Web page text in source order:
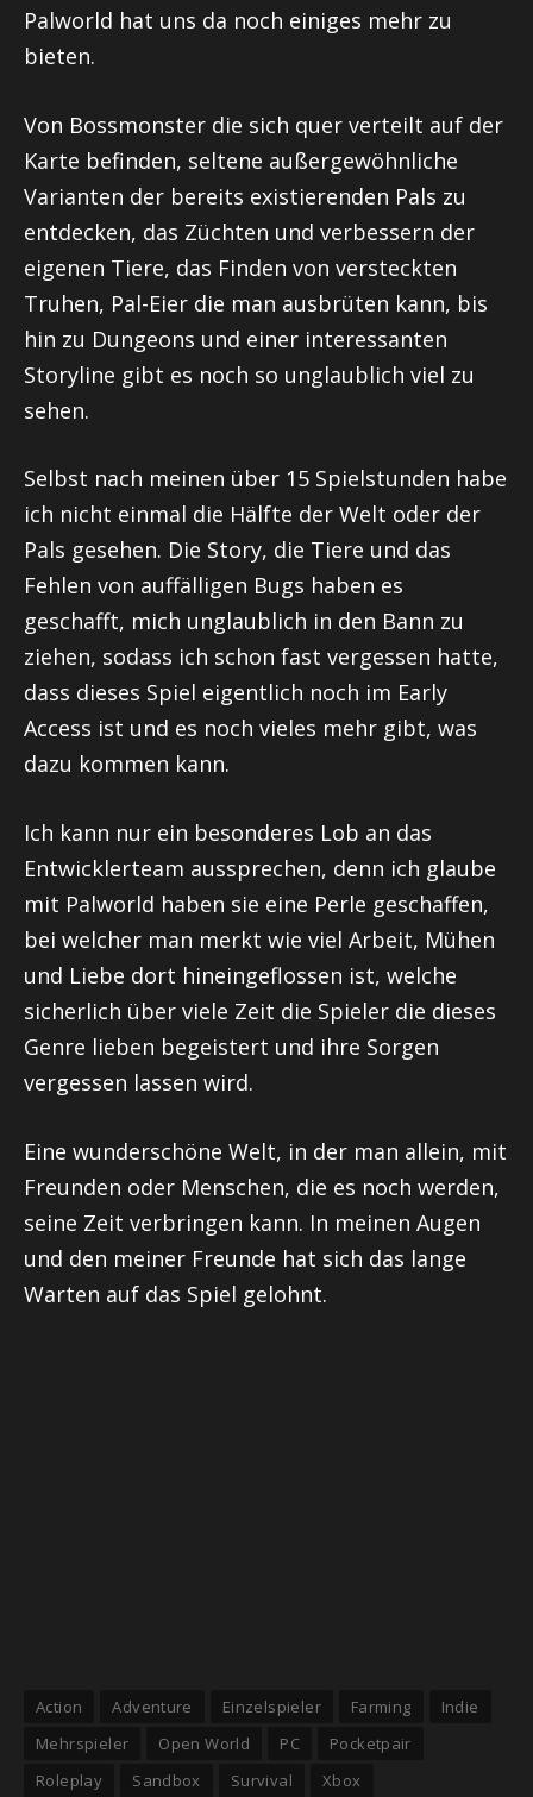
Palworld hat uns da noch einiges mehr zu
bieten.
Von Bossmonster die sich quer verteilt auf der
Karte befinden, seltene außergewöhnliche
Varianten der bereits existierenden Pals zu
entdecken, das Züchten und verbessern der
eigenen Tiere, das Finden von versteckten
Truhen, Pal-Eier die man ausbrüten kann, bis
hin zu Dungeons und einer interessanten
Storyline gibt es noch so unglaublich viel zu
sehen.
Selbst nach meinen über 15 Spielstunden habe
ich nicht einmal die Hälfte der Welt oder der
Pals gesehen. Die Story, die Tiere und das
Fehlen von auffälligen Bugs haben es
geschafft, mich unglaublich in den Bann zu
ziehen, sodass ich schon fast vergessen hatte,
dass dieses Spiel eigentlich noch im Early
Access ist und es noch vieles mehr gibt, was
dazu kommen kann.
Ich kann nur ein besonderes Lob an das
Entwicklerteam aussprechen, denn ich glaube
mit Palworld haben sie eine Perle geschaffen,
bei welcher man merkt wie viel Arbeit, Mühen
und Liebe dort hineingeflossen ist, welche
sicherlich über viele Zeit die Spieler die dieses
Genre lieben begeistert und ihre Sorgen
vergessen lassen wird.
Eine wunderschöne Welt, in der man allein, mit
Freunden oder Menschen, die es noch werden,
seine Zeit verbringen kann. In meinen Augen
und den meiner Freunde hat sich das lange
Warten auf das Spiel gelohnt.
Action Adventure Einzelspieler Farming
Indie
Mehrspieler
Open World PC
Pocketpair
Roleplay
Sandbox Survival Xbox